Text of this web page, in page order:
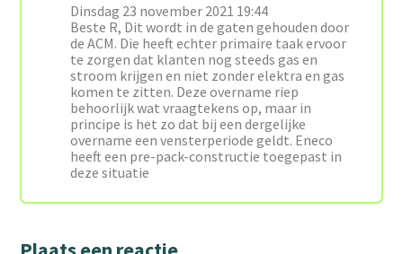
Dinsdag 23 november 2021 19:44
Beste R, Dit wordt in de gaten gehouden door
de ACM. Die heeft echter primaire taak ervoor
te zorgen dat klanten nog steeds gas en
stroom krijgen en niet zonder elektra en gas
komen te zitten. Deze overname riep
behoorlijk wat vraagtekens op, maar in
principe is het zo dat bij een dergelijke
overname een vensterperiode geldt. Eneco
heeft een pre-pack-constructie toegepast in
deze situatie